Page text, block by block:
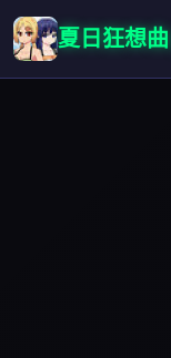
夏日狂想